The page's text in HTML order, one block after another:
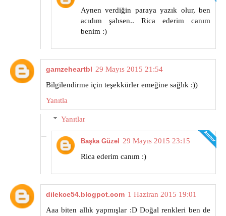
Aynen verdiğin paraya yazık olur, ben
acıdım şahsen.. Rica ederim canım
benim :)
gamzeheartbl 29 Mayıs 2015 21:54
Bilgilendirme için teşekkürler emeğine sağlık :))
Yanıtla
Yanıtlar
Başka Güzel
29 Mayıs 2015 23:15
Rica ederim canım :)
dilekce54.blogpot.com 1 Haziran 2015 19:01
Aaa biten allık yapmışlar :D Doğal renkleri ben de